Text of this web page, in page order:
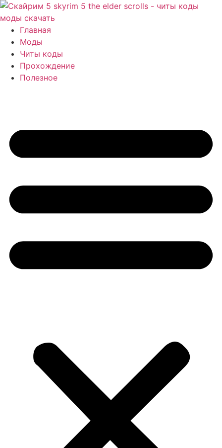
Перейти
к
содержимому
Главная
Моды
Читы коды
Прохождение
Полезное